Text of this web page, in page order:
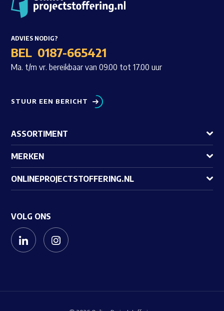
ADVIES NODIG?
BEL 0187-665421
Ma. t/m vr. bereikbaar van 09.00 tot 17.00 uur
STUUR EEN BERICHT
ASSORTIMENT
MERKEN
ONLINEPROJECTSTOFFERING.NL
VOLG ONS